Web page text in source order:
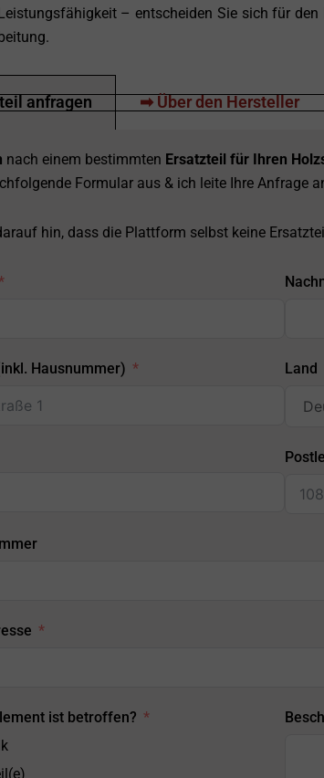
– entscheiden Sie sich für
anfragen ➡ Über den Hersteller
nach einem bestimmten Ersatzteil für Ihren
Formular aus & ich leite Ihre Anfrage
hin, dass die Plattform selbst keine
Hausnummer) Land
ist betroffen?